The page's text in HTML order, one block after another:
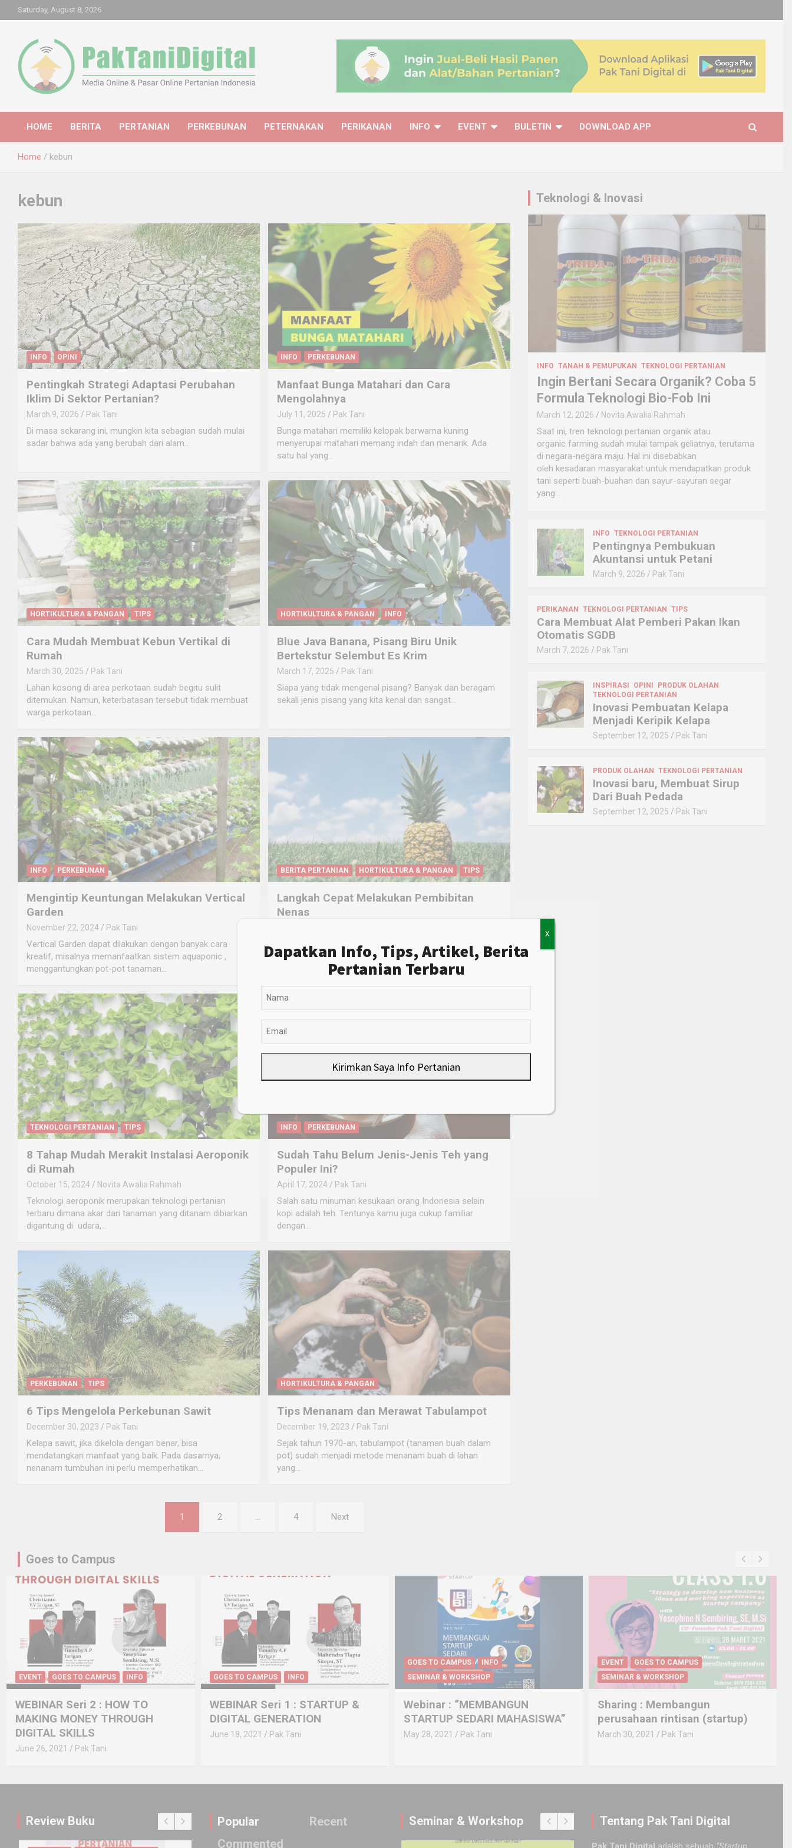
to
Saturday, August 8, 2026
Pak Tani Digital
HOME BERITA PERTANIAN PERKEBUNAN PETERNAKAN PERIKANAN INFO EVENT BULETIN DOWNLOAD APP
Home kebun
kebun
INFO OPINI
Pentingkah Strategi Adaptasi Perubahan
Iklim Di Sektor Pertanian?
March 9, 2026 Pak Tani
Di masa sekarang ini, mungkin kita sebagian sudah mulai
sadar bahwa ada yang berubah dari alam…
INFO PERKEBUNAN
Manfaat Bunga Matahari dan Cara
Mengolahnya
July 11, 2025 Pak Tani
Bunga matahari memiliki kelopak berwarna kuning
menyerupai matahari memang indah dan menarik. Ada
satu hal yang…
HORTIKULTURA & PANGAN TIPS
Cara Mudah Membuat Kebun Vertikal di
Rumah
March 30, 2025 Pak Tani
Lahan kosong di area perkotaan sudah begitu sulit
ditemukan. Namun, keterbatasan tersebut tidak membuat
warga perkotaan…
HORTIKULTURA & PANGAN INFO
Blue Java Banana, Pisang Biru Unik
Bertekstur Selembut Es Krim
March 17, 2025 Pak Tani
Siapa yang tidak mengenal pisang? Banyak dan beragam
sekali jenis pisang yang kita kenal dan sangat…
INFO PERKEBUNAN
Mengintip Keuntungan Melakukan Vertical
Garden
November 22, 2024 Pak Tani
Vertical Garden dapat dilakukan dengan banyak cara
kreatif, misalnya memanfaatkan sistem aquaponic ,
menggantungkan pot-pot tanaman…
BERITA PERTANIAN HORTIKULTURA & PANGAN TIPS
Langkah Cepat Melakukan Pembibitan
Nenas
Nanas merupakan salah satu buah hortikultura Indonesia
yang sangat prospektif. Hal ini karena Indonesia
merupakan negara…
TEKNOLOGI PERTANIAN TIPS
8 Tahap Mudah Merakit Instalasi Aeroponik
di Rumah
October 15, 2024 Novita Awalia Rahmah
Teknologi aeroponik merupakan teknologi pertanian
terbaru dimana akar dari tanaman yang ditanam dibiarkan
digantung di udara,…
INFO PERKEBUNAN
Sudah Tahu Belum Jenis-Jenis Teh yang
Populer Ini?
April 17, 2024 Pak Tani
Salah satu minuman kesukaan orang Indonesia selain
kopi adalah teh. Tentunya kamu juga cukup familiar
dengan…
PERKEBUNAN TIPS
6 Tips Mengelola Perkebunan Sawit
December 30, 2023 Pak Tani
Kelapa sawit, jika dikelola dengan benar, bisa
mendatangkan manfaat yang baik. Pada dasarnya,
nenanam tumbuhan ini perlu memperhatikan…
HORTIKULTURA & PANGAN
Tips Menanam dan Merawat Tabulampot
December 19, 2023 Pak Tani
Sejak tahun 1970-an, tabulampot (tanaman buah dalam
pot) sudah menjadi metode menanam buah di lahan
yang…
1 2 … 4 Next
Teknologi & Inovasi
INFO TANAH & PEMUPUKAN TEKNOLOGI PERTANIAN
Ingin Bertani Secara Organik? Coba 5
Formula Teknologi Bio-Fob Ini
March 12, 2026 Novita Awalia Rahmah
Saat ini, tren teknologi pertanian organik atau
organic farming sudah mulai tampak geliatnya, terutama
di negara-negara maju. Hal ini disebabkan
oleh kesadaran masyarakat untuk mendapatkan produk
tani seperti buah-buahan dan sayur-sayuran segar
yang…
INFO TEKNOLOGI PERTANIAN
Pentingnya Pembukuan
Akuntansi untuk Petani
March 9, 2026 Pak Tani
PERIKANAN TEKNOLOGI PERTANIAN TIPS
Cara Membuat Alat Pemberi Pakan Ikan
Otomatis SGDB
March 7, 2026 Pak Tani
INSPIRASI OPINI
PRODUK OLAHAN
TEKNOLOGI PERTANIAN
Inovasi Pembuatan Kelapa
Menjadi Keripik Kelapa
September 12, 2025 Pak Tani
PRODUK OLAHAN TEKNOLOGI PERTANIAN
Inovasi baru, Membuat Sirup
Dari Buah Pedada
September 12, 2025 Pak Tani
Goes to Campus
EVENT GOES TO CAMPUS INFO
WEBINAR Seri 2 : HOW TO
MAKING MONEY THROUGH
DIGITAL SKILLS
June 26, 2021 Pak Tani
GOES TO CAMPUS INFO
WEBINAR Seri 1 : STARTUP &
DIGITAL GENERATION
June 18, 2021 Pak Tani
GOES TO CAMPUS
INFO
SEMINAR & WORKSHOP
Webinar : “MEMBANGUN
STARTUP SEDARI MAHASISWA”
May 28, 2021 Pak Tani
EVENT
GOES TO CAMPUS
SEMINAR & WORKSHOP
Sharing : Membangun
perusahaan rintisan (startup)
March 30, 2021 Pak Tani
Review Buku Popular
Recent
Commented
Seminar & Workshop Tentang Pak Tani Digital
Dapatkan Info, Tips, Artikel, Berita
Pertanian Terbaru
Kirimkan Saya Info Pertanian
X